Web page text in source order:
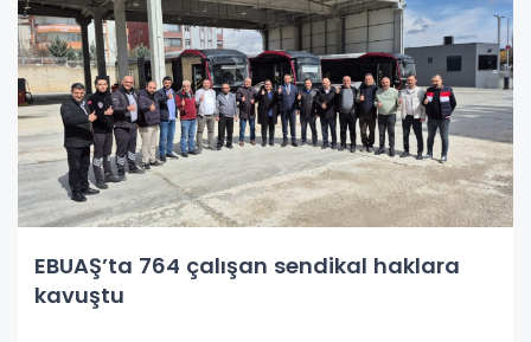
EBUAŞ’ta 764 çalışan sendikal haklara
kavuştu